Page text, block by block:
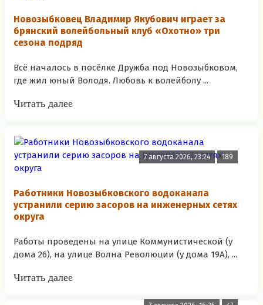
Новозыбковец Владимир Якубович играет за
брянский волейбольный клуб «Охотно» три
сезона подряд
Всё началось в посёлке Дружба под Новозыбковом,
где жил юный Володя. Любовь к волейболу ...
Читать далее
7 августа 2026, 23:24 189
Работники Новозыбковского водоканала
устранили серию засоров на инженерных сетях
округа
Работы проведены на улице Коммунистической (у
дома 26), на улице Волна Революции (у дома 19А), ...
Читать далее